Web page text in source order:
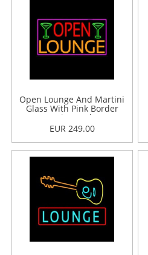
Open Lounge And Martini
Glass With Pink Border
Enseigne Néon
EUR 249.00